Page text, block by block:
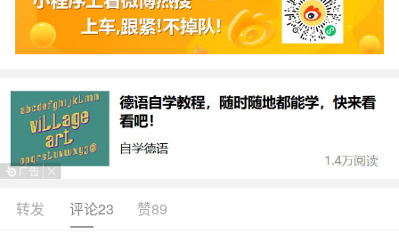
很常见的问题，但是小问题不注意可能会引起大麻
烦，下面就这个问题给大家做一些解读：
1、梦见扶起摔倒老人的预兆
梦见扶起摔倒老人，按周易五行分析，幸运数
字是2，桃花位在东南方向，财位在正南方向，吉祥
色彩是绿色，开运食物是杏仁。梦见摔倒有人扶
转发 评论23 赞89